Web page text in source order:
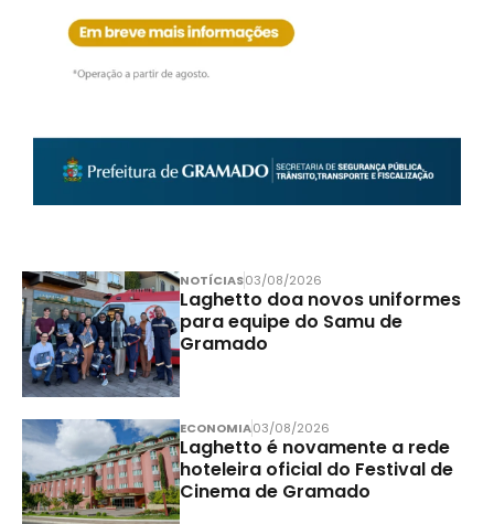
NOTÍCIAS03/08/2026
Laghetto doa novos uniformes
para equipe do Samu de
Gramado
ECONOMIA03/08/2026
Laghetto é novamente a rede
hoteleira oficial do Festival de
Cinema de Gramado